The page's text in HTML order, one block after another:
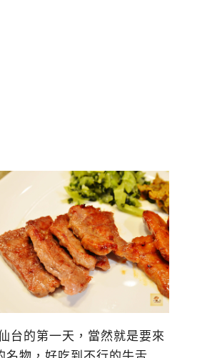
的第一天，當然就是要來